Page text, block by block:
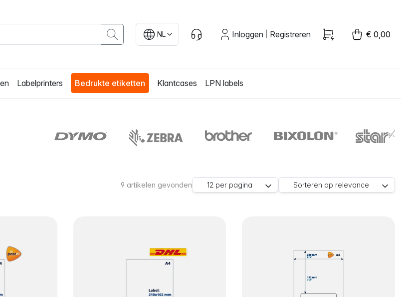
NL Inloggen Registreren € 0,00
Labelprinters Bedrukte etiketten Klantcases LPN labels
9 artikelen gevonden 12 per pagina Sorteren op relevance